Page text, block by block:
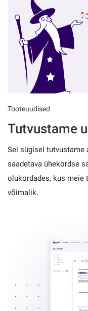
Tooteuudised
Tutvustame
Sel sügisel tutvustame
saadetava ühekordse
olukordades, kus meie
võimalik.